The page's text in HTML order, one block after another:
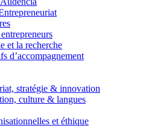
et la recherche
d’accompagnement
stratégie & innovation
culture & langues
et éthique